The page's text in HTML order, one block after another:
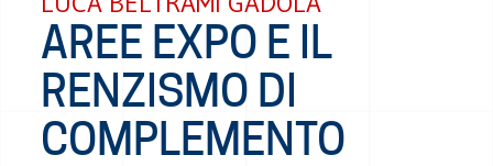
AREE EXPO E IL
RENZISMO DI
COMPLEMENTO